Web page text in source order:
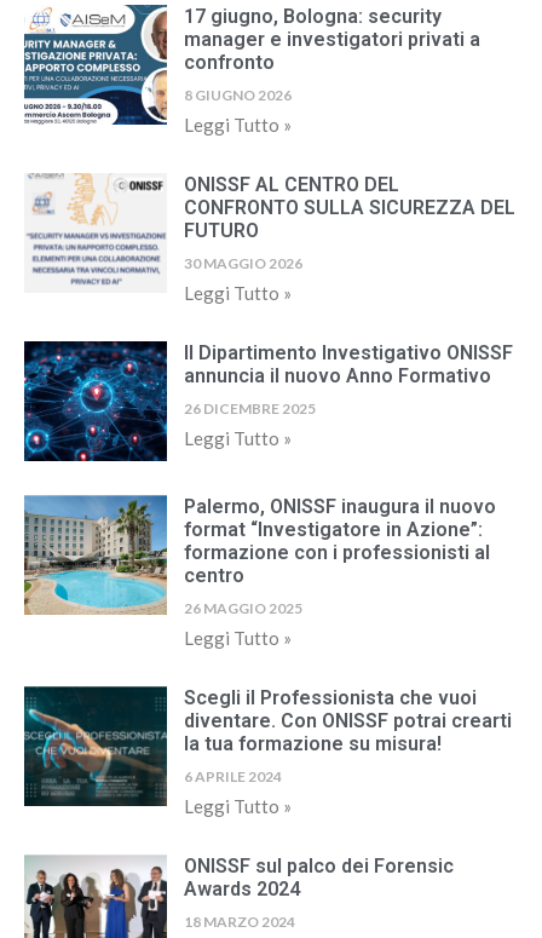
17 giugno, Bologna: security
manager e investigatori privati a
confronto
8 GIUGNO 2026
Leggi Tutto »
ONISSF AL CENTRO DEL
CONFRONTO SULLA SICUREZZA DEL
FUTURO
30 MAGGIO 2026
Leggi Tutto »
Il Dipartimento Investigativo ONISSF
annuncia il nuovo Anno Formativo
26 DICEMBRE 2025
Leggi Tutto »
Palermo, ONISSF inaugura il nuovo
format “Investigatore in Azione”:
formazione con i professionisti al
centro
26 MAGGIO 2025
Leggi Tutto »
Scegli il Professionista che vuoi
diventare. Con ONISSF potrai crearti
la tua formazione su misura!
6 APRILE 2024
Leggi Tutto »
ONISSF sul palco dei Forensic
Awards 2024
18 MARZO 2024